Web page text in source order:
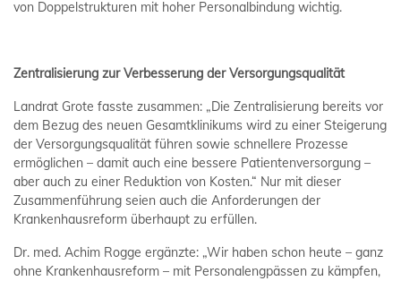
von Doppelstrukturen mit hoher Personalbindung wichtig.
Zentralisierung zur Verbesserung der Versorgungsqualität
Landrat Grote fasste zusammen: „Die Zentralisierung bereits vor
dem Bezug des neuen Gesamtklinikums wird zu einer Steigerung
der Versorgungsqualität führen sowie schnellere Prozesse
ermöglichen – damit auch eine bessere Patientenversorgung –
aber auch zu einer Reduktion von Kosten.“ Nur mit dieser
Zusammenführung seien auch die Anforderungen der
Krankenhausreform überhaupt zu erfüllen.
Dr. med. Achim Rogge ergänzte: „Wir haben schon heute – ganz
ohne Krankenhausreform – mit Personalengpässen zu kämpfen,